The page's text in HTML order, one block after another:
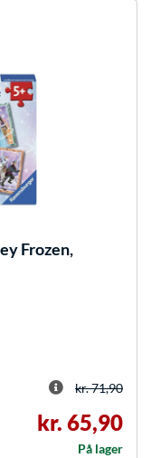
Frozen,
kr. 71,90
kr. 65,90
På lager